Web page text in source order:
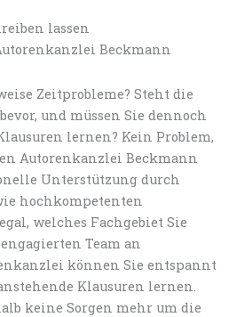
Beckmann
Zeitprobleme? Steht die
und müssen Sie dennoch
lernen? Kein Problem,
Autorenkanzlei Beckmann
Unterstützung durch
hochkompetenten
welches Fachgebiet Sie
Team an
können Sie entspannt
Klausuren lernen.
keine Sorgen mehr um die